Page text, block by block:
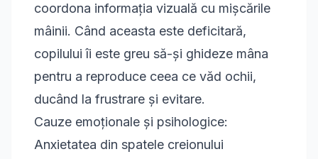
coordona informația vizuală cu mișcările
mâinii. Când aceasta este deficitară,
copilului îi este greu să-și ghideze mâna
pentru a reproduce ceea ce văd ochii,
ducând la frustrare și evitare.
Cauze emoționale și psihologice:
Anxietatea din spatele creionului